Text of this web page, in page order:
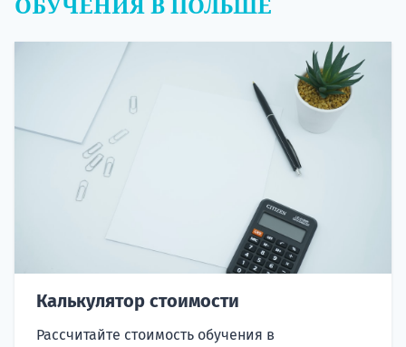
Калькулятор стоимости
Рассчитайте стоимость обучения в